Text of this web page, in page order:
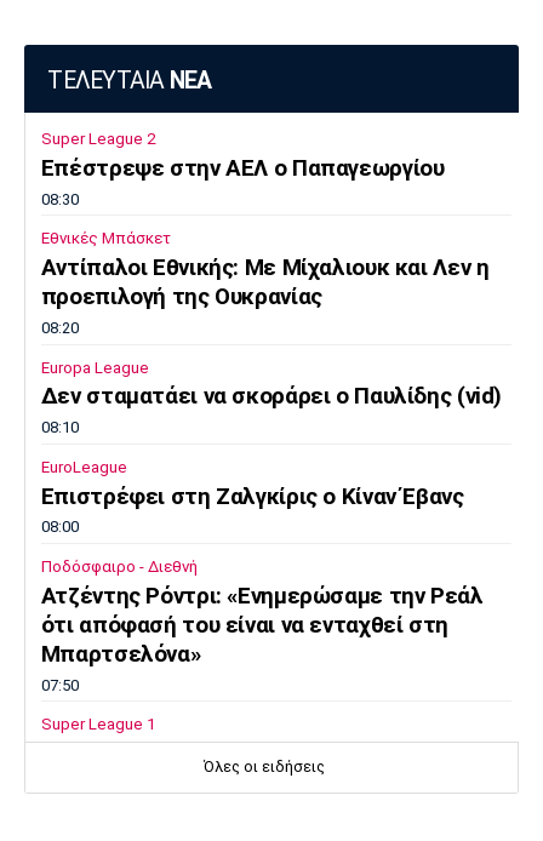
ΤΕΛΕΥΤΑΙΑ ΝΕΑ
Super League 2
Επέστρεψε στην ΑΕΛ ο Παπαγεωργίου
08:30
Εθνικές Μπάσκετ
Αντίπαλοι Εθνικής: Με Μίχαλιουκ και Λεν η
προεπιλογή της Ουκρανίας
08:20
Europa League
Δεν σταματάει να σκοράρει ο Παυλίδης (vid)
08:10
EuroLeague
Επιστρέφει στη Ζαλγκίρις ο Κίναν Έβανς
08:00
Ποδόσφαιρο - Διεθνή
Ατζέντης Ρόντρι: «Ενημερώσαμε την Ρεάλ
ότι απόφασή του είναι να ενταχθεί στη
Μπαρτσελόνα»
07:50
Super League 1
«Η Λέφσκι Σόφιας απέρριψε πρόταση του
Ολυμπιακού για τον Ακράμ Μπουράς»
Όλες οι ειδήσεις